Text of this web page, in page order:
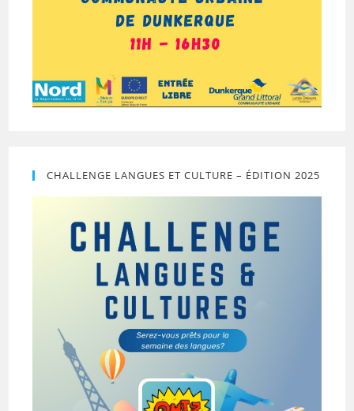
CHALLENGE LANGUES ET CULTURE – ÉDITION 2025